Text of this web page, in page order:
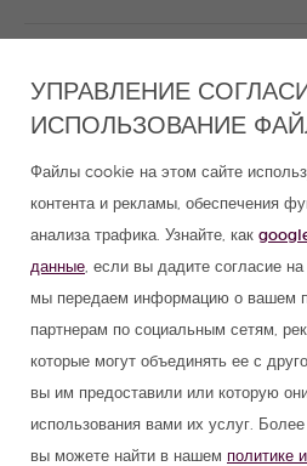
Программа Испанского Для Групп
Летние лагеря в Испании
Ресурсы для изучения испанского
Партнеры
УПРАВЛЕНИЕ
ИСПОЛЬЗОВАНИЕ
Файлы cookie на этом сайте
контента и рекламы, обеспечения
анализа трафика. Узнайте, как
данные, если вы дадите согласие
мы передаем информацию о вашем
партнерам по социальным сетям,
которые могут объединять ее с
вы им предоставили или которую
использования вами их услуг.
вы можете найти в нашем политике